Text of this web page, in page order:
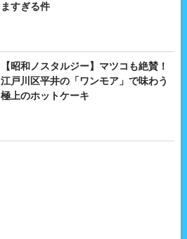
ますぎる件
【昭和ノスタルジー】マツコも絶賛！
江戸川区平井の「ワンモア」で味わう
極上のホットケーキ